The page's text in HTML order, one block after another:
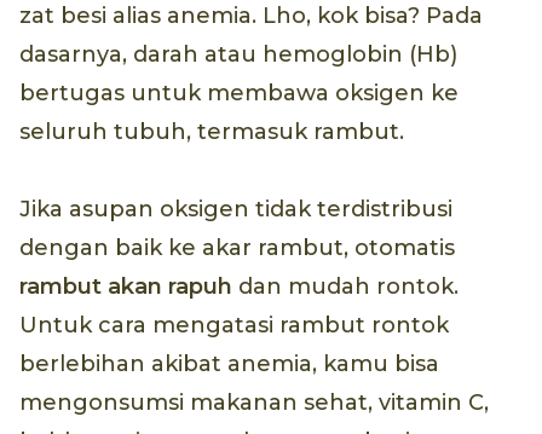
zat besi alias anemia. Lho, kok bisa? Pada
dasarnya, darah atau hemoglobin (Hb)
bertugas untuk membawa oksigen ke
seluruh tubuh, termasuk rambut.
Jika asupan oksigen tidak terdistribusi
dengan baik ke akar rambut, otomatis
rambut akan rapuh dan mudah rontok.
Untuk cara mengatasi rambut rontok
berlebihan akibat anemia, kamu bisa
mengonsumsi makanan sehat, vitamin C,